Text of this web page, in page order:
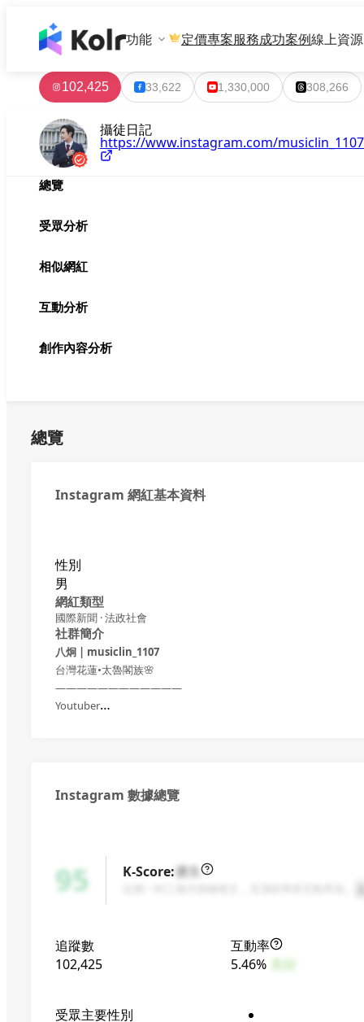
功能 定價專案服務成功案例線上資源
102,425 33,622 1,330,000 308,266
攝徒日記
https://www.instagram.com/
總覽
受眾分析
相似網紅
互動分析
創作內容分析
總覽
Instagram 網紅基本資料
性別
男
網紅類型
國際新聞 · 法政社會
社群簡介
八炯 | musiclin_1107
台灣花蓮•太魯閣族🌸
————————————
Youtuber
Instagram 數據總覽
95 K-Score:優良
追蹤數
102,425
互動率
5.46% 良好
受眾主要性別